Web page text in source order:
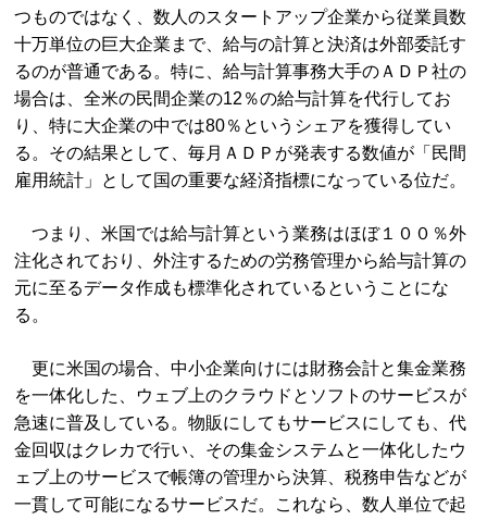
つものではなく、数人のスタートアップ企業から従業員数
十万単位の巨大企業まで、給与の計算と決済は外部委託す
るのが普通である。特に、給与計算事務大手のＡＤＰ社の
場合は、全米の民間企業の12％の給与計算を代行してお
り、特に大企業の中では80％というシェアを獲得してい
る。その結果として、毎月ＡＤＰが発表する数値が「民間
雇用統計」として国の重要な経済指標になっている位だ。
つまり、米国では給与計算という業務はほぼ１００％外
注化されており、外注するための労務管理から給与計算の
元に至るデータ作成も標準化されているということにな
る。
更に米国の場合、中小企業向けには財務会計と集金業務
を一体化した、ウェブ上のクラウドとソフトのサービスが
急速に普及している。物販にしてもサービスにしても、代
金回収はクレカで行い、その集金システムと一体化したウ
ェブ上のサービスで帳簿の管理から決算、税務申告などが
一貫して可能になるサービスだ。これなら、数人単位で起